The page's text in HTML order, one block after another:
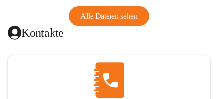
Alle Dateien sehen
Kontakte